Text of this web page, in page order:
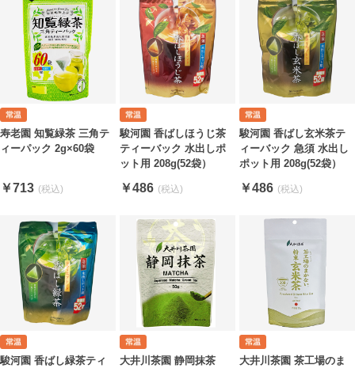
寿老園 知覧緑茶 三角テ
ィーパック 2g×60袋
￥713
駿河園 香ばしほうじ茶
ティーバック 水出しポ
ット用 208g(52袋）
￥486
駿河園 香ばし玄米茶テ
ィーバック 急須 水出し
ポット用 208g(52袋）
￥486
駿河園 香ばし緑茶ティ
大井川茶園 静岡抹茶
大井川茶園 茶工場のま